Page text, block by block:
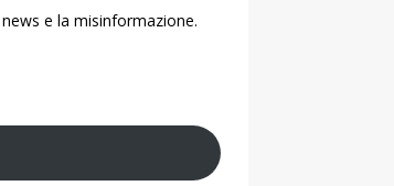
e la misinformazione.